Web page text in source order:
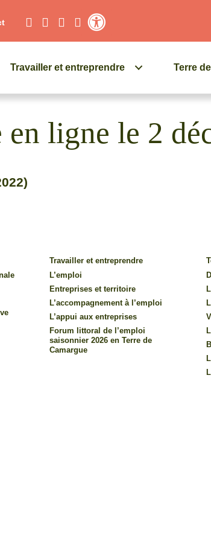
Travailler et entreprendre Terre
ligne le 2
Travailler et entreprendre
L’emploi
Entreprises et territoire
L’accompagnement à l’emploi
L’appui aux entreprises
Forum littoral de l’emploi
saisonnier 2026 en Terre de
Camargue